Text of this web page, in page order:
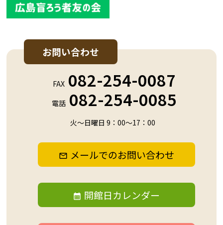
お問い合わせ
FAX 082-254-0087
電話 082-254-0085
火～日曜日 9：00～17：00
メールでのお問い合わせ
開館日カレンダー